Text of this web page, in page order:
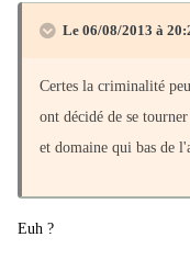
Le 06/08/2013 à
Certes la criminalité
ont décidé de se
et domaine qui bas de
Euh ?